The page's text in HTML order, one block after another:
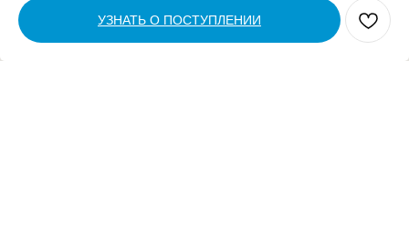
УЗНАТЬ О ПОСТУПЛЕНИИ